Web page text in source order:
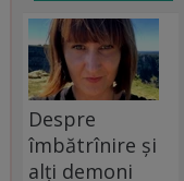
Despre
îmbătrînire și
alți demoni